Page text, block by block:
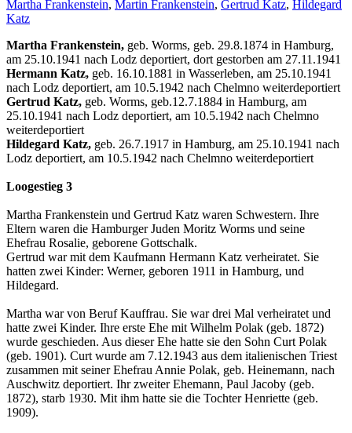
Martha Frankenstein, Martin Frankenstein, Gertrud Katz, Hildegard
Katz
Martha Frankenstein, geb. Worms, geb. 29.8.1874 in Hamburg,
am 25.10.1941 nach Lodz deportiert, dort gestorben am 27.11.1941
Hermann Katz, geb. 16.10.1881 in Wasserleben, am 25.10.1941
nach Lodz deportiert, am 10.5.1942 nach Chelmno weiterdeportiert
Gertrud Katz, geb. Worms, geb.12.7.1884 in Hamburg, am
25.10.1941 nach Lodz deportiert, am 10.5.1942 nach Chelmno
weiterdeportiert
Hildegard Katz, geb. 26.7.1917 in Hamburg, am 25.10.1941 nach
Lodz deportiert, am 10.5.1942 nach Chelmno weiterdeportiert
Loogestieg 3
Martha Frankenstein und Gertrud Katz waren Schwestern. Ihre
Eltern waren die Hamburger Juden Moritz Worms und seine
Ehefrau Rosalie, geborene Gottschalk.
Gertrud war mit dem Kaufmann Hermann Katz verheiratet. Sie
hatten zwei Kinder: Werner, geboren 1911 in Hamburg, und
Hildegard.
Martha war von Beruf Kauffrau. Sie war drei Mal verheiratet und
hatte zwei Kinder. Ihre erste Ehe mit Wilhelm Polak (geb. 1872)
wurde geschieden. Aus dieser Ehe hatte sie den Sohn Curt Polak
(geb. 1901). Curt wurde am 7.12.1943 aus dem italienischen Triest
zusammen mit seiner Ehefrau Annie Polak, geb. Heinemann, nach
Auschwitz deportiert. Ihr zweiter Ehemann, Paul Jacoby (geb.
1872), starb 1930. Mit ihm hatte sie die Tochter Henriette (geb.
1909).